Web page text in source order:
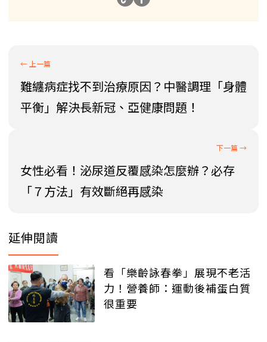
難纏病症找不到治療原因？中醫調理「身體
平衡」解決長新冠、亞健康問題！
女性必看！泌尿道反覆感染怎麼辦？必存
「７方法」有效斷絕再感染
延伸閱讀
看「樂齡詠春拳」展現不老活
力！營養師：運動後補蛋白質
很重要